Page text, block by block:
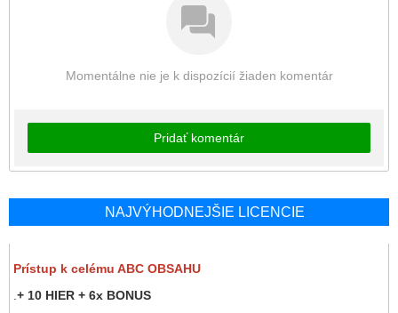
NAJVÝHODNEJŠIE LICENCIE
Prístup k celému ABC OBSAHU
+ 10 HIER + 6x BONUS
Momentálne nie je k dispozícií žiaden komentár
Pridať komentár